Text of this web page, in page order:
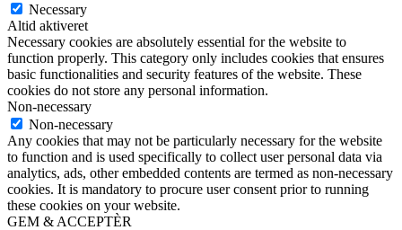
Necessary
Altid aktiveret
Necessary cookies are absolutely essential for the website to
function properly. This category only includes cookies that ensures
basic functionalities and security features of the website. These
cookies do not store any personal information.
Non-necessary
Non-necessary
Any cookies that may not be particularly necessary for the website
to function and is used specifically to collect user personal data via
analytics, ads, other embedded contents are termed as non-necessary
cookies. It is mandatory to procure user consent prior to running
these cookies on your website.
GEM & ACCEPTÈR